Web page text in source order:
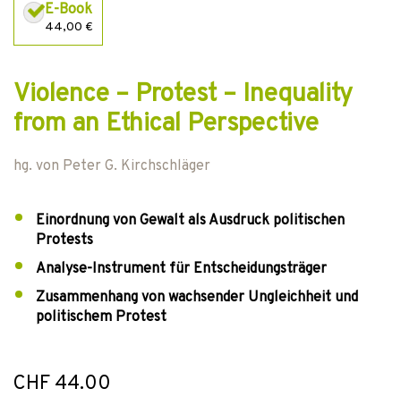
E-Book
44,00 €
Violence – Protest – Inequality
from an Ethical Perspective
hg. von Peter G. Kirchschläger
Einordnung von Gewalt als Ausdruck politischen
Protests
Analyse-Instrument für Entscheidungsträger
Zusammenhang von wachsender Ungleichheit und
politischem Protest
CHF 44.00